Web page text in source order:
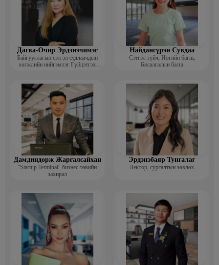
Дагва-Очир Эрдэнэчимэг
Байгууллагын сэтгэл судлаачдын
хөгжлийн нийгэмлэг Гүйцэтгэх
Найдансүрэн Сувдаа
Сэтгэл зүйч, Иогийн багш,
Бясалгалын багш
Дамдиндорж Жаргалсайхан
"Startup Terminal" бизнес төвийн
захирал
Эрдэнэбаяр Тунгалаг
Лектор, сургалтын зөвлөх